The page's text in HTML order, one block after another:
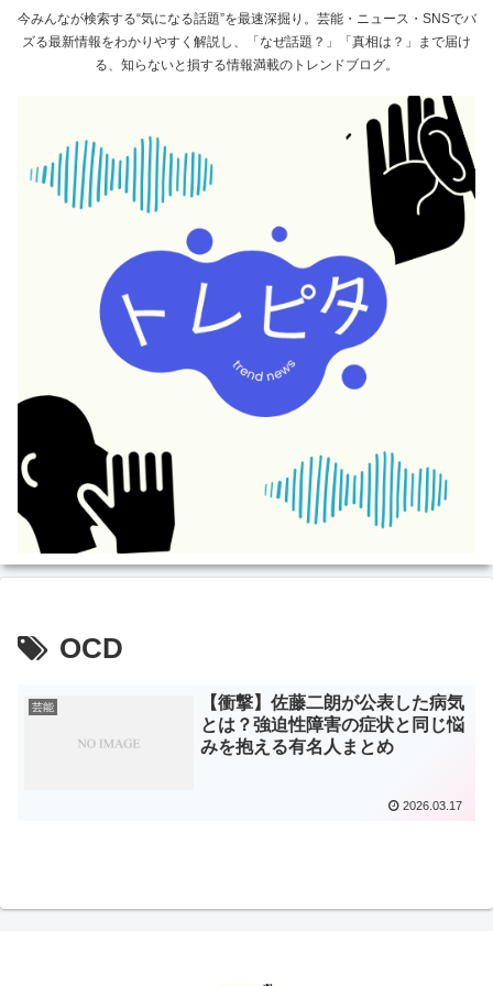
今みんなが検索する“気になる話題”を最速深掘り。芸能・ニュース・SNSでバ
ズる最新情報をわかりやすく解説し、「なぜ話題？」「真相は？」まで届け
る、知らないと損する情報満載のトレンドブログ。
OCD
芸能
【衝撃】佐藤二朗が公表した病気
とは？強迫性障害の症状と同じ悩
みを抱える有名人まとめ
2026.03.17